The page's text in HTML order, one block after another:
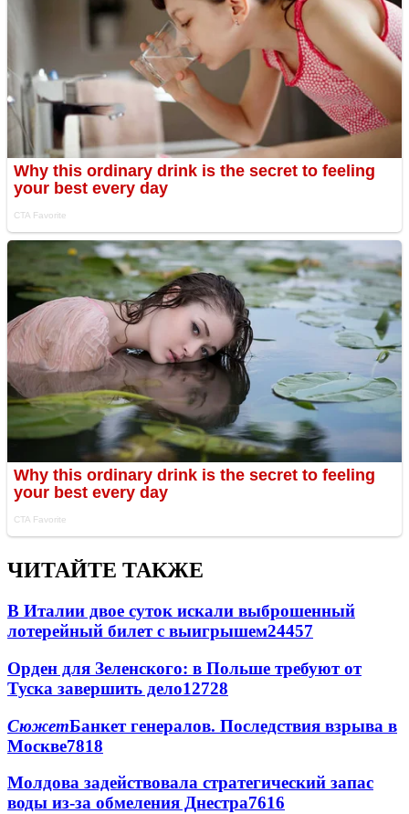
ЧИТАЙТЕ ТАКЖЕ
В Италии двое суток искали выброшенный
лотерейный билет с выигрышем24457
Орден для Зеленского: в Польше требуют от
Туска завершить дело12728
СюжетБанкет генералов. Последствия взрыва в
Москве7818
Молдова задействовала стратегический запас
воды из-за обмеления Днестра7616